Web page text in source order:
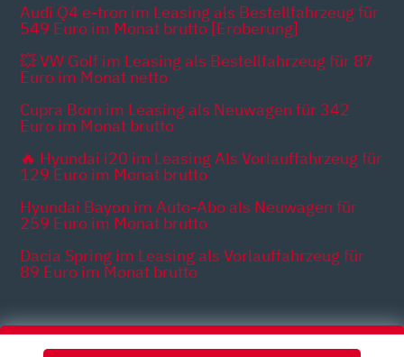
Audi Q4 e-tron im Leasing als Bestellfahrzeug für
549 Euro im Monat brutto [Eroberung]
💥 VW Golf im Leasing als Bestellfahrzeug für 87
Euro im Monat netto
Cupra Born im Leasing als Neuwagen für 342
Euro im Monat brutto
🔥 Hyundai i20 im Leasing Als Vorlauffahrzeug für
129 Euro im Monat brutto
Hyundai Bayon im Auto-Abo als Neuwagen für
259 Euro im Monat brutto
Dacia Spring im Leasing als Vorlauffahrzeug für
89 Euro im Monat brutto